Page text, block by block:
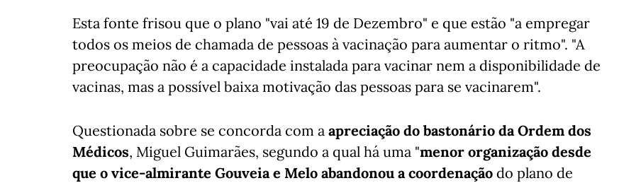
Esta fonte frisou que o plano "vai até 19 de Dezembro" e que estão "a empregar
todos os meios de chamada de pessoas à vacinação para aumentar o ritmo". "A
preocupação não é a capacidade instalada para vacinar nem a disponibilidade de
vacinas, mas a possível baixa motivação das pessoas para se vacinarem".
Questionada sobre se concorda com a apreciação do bastonário da Ordem dos
Médicos, Miguel Guimarães, segundo a qual há uma "menor organização desde
que o vice-almirante Gouveia e Melo abandonou a coordenação do plano de